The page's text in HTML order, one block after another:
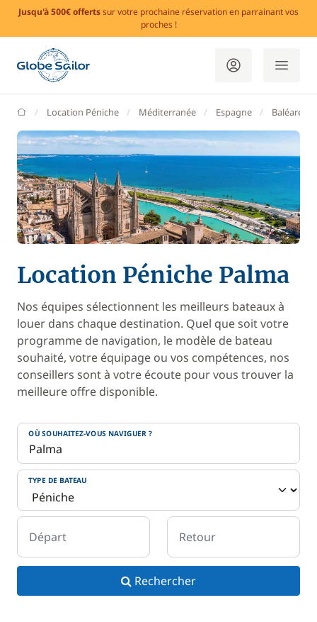
Jusqu'à 500€ offertssur votre prochaine réservation en parrainant vos
proches !
GlobeSailor
Location Péniche Méditerranée Espagne Baléares
Location Péniche Palma
Nos équipes sélectionnent les meilleurs bateaux à
louer dans chaque destination. Quel que soit votre
programme de navigation, le modèle de bateau
souhaité, votre équipage ou vos compétences, nos
conseillers sont à votre écoute pour vous trouver la
meilleure offre disponible.
OÙ SOUHAITEZ-VOUS NAVIGUER ?
TYPE DE BATEAU
Départ Retour
Rechercher